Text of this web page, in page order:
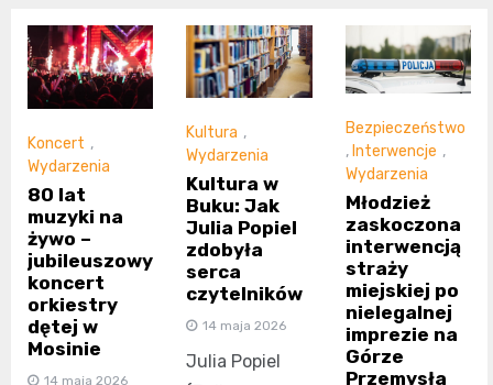
Koncert ,
Wydarzenia
80 lat
muzyki na
żywo –
jubileuszowy
koncert
orkiestry
dętej w
Mosinie
14 maja 2026
Kultura ,
Wydarzenia
Kultura w
Buku: Jak
Julia Popiel
zdobyła
serca
czytelników
14 maja 2026
Julia Popiel
Bezpieczeństwo
, Interwencje ,
Wydarzenia
Młodzież
zaskoczona
interwencją
straży
miejskiej po
nielegalnej
imprezie na
Górze
Przemysła